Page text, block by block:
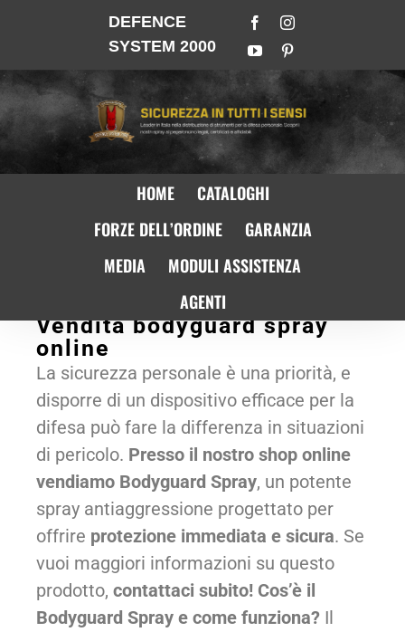
DEFENCE
SYSTEM 2000
HOME
CATALOGHI
FORZE DELL’ORDINE
GARANZIA
MEDIA
MODULI ASSISTENZA
AGENTI
Vendita bodyguard spray
online
La sicurezza personale è una priorità, e
disporre di un dispositivo efficace per la
difesa può fare la differenza in situazioni
di pericolo. Presso il nostro shop online
vendiamo Bodyguard Spray, un potente
spray antiaggressione progettato per
offrire protezione immediata e sicura. Se
vuoi maggiori informazioni su questo
prodotto, contattaci subito! Cos’è il
Bodyguard Spray e come funziona? Il